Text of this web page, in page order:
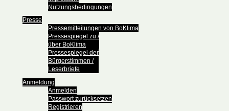
Nutzungsbedingungen
Presse
Pressemitteilungen von BoKlima
Pressespiegel zu /
über BoKlima
Pressespiegel der
Bürgerstimmen /
Leserbriefe
Anmeldung
Anmelden
Passwort zurücksetzen
Registrieren